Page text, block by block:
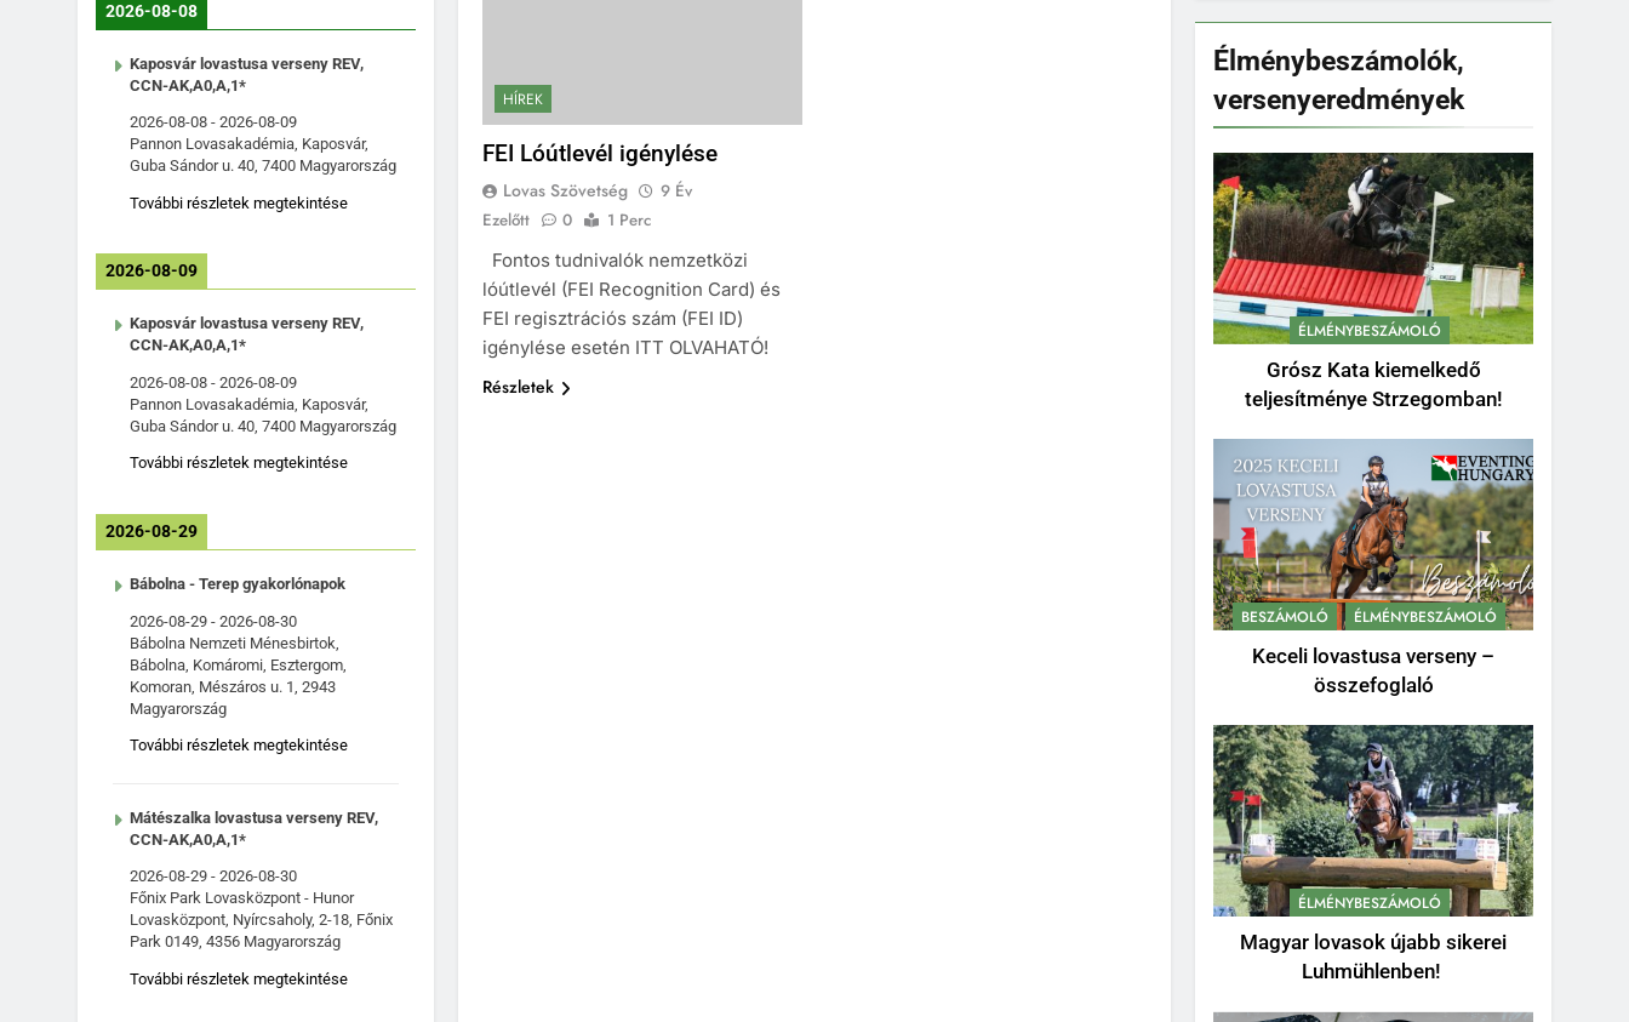
2026-08-08
Kaposvár lovastusa verseny REV,
CCN-AK,A0,A,1*
2026-08-08 - 2026-08-09
Pannon Lovasakadémia, Kaposvár,
Guba Sándor u. 40, 7400 Magyarország
További részletek megtekintése
2026-08-09
Kaposvár lovastusa verseny REV,
CCN-AK,A0,A,1*
2026-08-08 - 2026-08-09
Pannon Lovasakadémia, Kaposvár,
Guba Sándor u. 40, 7400 Magyarország
További részletek megtekintése
2026-08-29
Bábolna - Terep gyakorlónapok
2026-08-29 - 2026-08-30
Bábolna Nemzeti Ménesbirtok,
Bábolna, Komáromi, Esztergom,
Komoran, Mészáros u. 1, 2943
Magyarország
További részletek megtekintése
Mátészalka lovastusa verseny REV,
CCN-AK,A0,A,1*
2026-08-29 - 2026-08-30
Főnix Park Lovasközpont - Hunor
Lovasközpont, Nyírcsaholy, 2-18, Főnix
Park 0149, 4356 Magyarország
További részletek megtekintése
HÍREK
FEI Lóútlevél igénylése
Lovas Szövetség
9 Év
Ezelőtt
0
1 Perc
Fontos tudnivalók nemzetközi
lóútlevél (FEI Recognition Card) és
FEI regisztrációs szám (FEI ID)
igénylése esetén ITT OLVAHATÓ!
Részletek
Élménybeszámolók,
versenyeredmények
ÉLMÉNYBESZÁMOLÓ
Grósz Kata kiemelkedő
teljesítménye Strzegomban!
BESZÁMOLÓ ÉLMÉNYBESZÁMOLÓ
Keceli lovastusa verseny –
összefoglaló
ÉLMÉNYBESZÁMOLÓ
Magyar lovasok újabb sikerei
Luhmühlenben!